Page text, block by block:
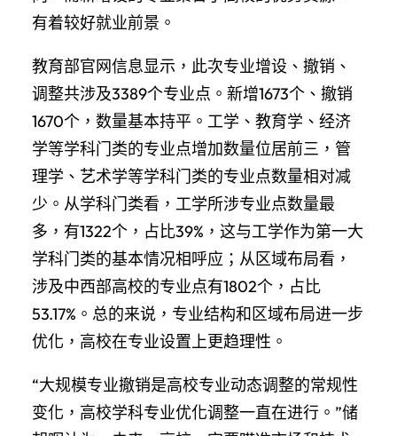
有着较好就业前景。
教育部官网信息显示，此次专业增设、撤销、
调整共涉及3389个专业点。新增1673个、撤销
1670个，数量基本持平。工学、教育学、经济
学等学科门类的专业点增加数量位居前三，管
理学、艺术学等学科门类的专业点数量相对减
少。从学科门类看，工学所涉专业点数量最
多，有1322个，占比39%，这与工学作为第一大
学科门类的基本情况相呼应；从区域布局看，
涉及中西部高校的专业点有1802个，占比
53.17%。总的来说，专业结构和区域布局进一步
优化，高校在专业设置上更趋理性。
“大规模专业撤销是高校专业动态调整的常规性
变化，高校学科专业优化调整一直在进行。”储